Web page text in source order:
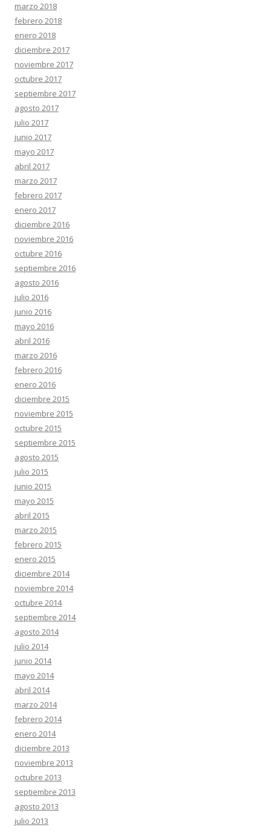
marzo 2018
febrero 2018
enero 2018
diciembre 2017
noviembre 2017
octubre 2017
septiembre 2017
agosto 2017
julio 2017
junio 2017
mayo 2017
abril 2017
marzo 2017
febrero 2017
enero 2017
diciembre 2016
noviembre 2016
octubre 2016
septiembre 2016
agosto 2016
julio 2016
junio 2016
mayo 2016
abril 2016
marzo 2016
febrero 2016
enero 2016
diciembre 2015
noviembre 2015
octubre 2015
septiembre 2015
agosto 2015
julio 2015
junio 2015
mayo 2015
abril 2015
marzo 2015
febrero 2015
enero 2015
diciembre 2014
noviembre 2014
octubre 2014
septiembre 2014
agosto 2014
julio 2014
junio 2014
mayo 2014
abril 2014
marzo 2014
febrero 2014
enero 2014
diciembre 2013
noviembre 2013
octubre 2013
septiembre 2013
agosto 2013
julio 2013